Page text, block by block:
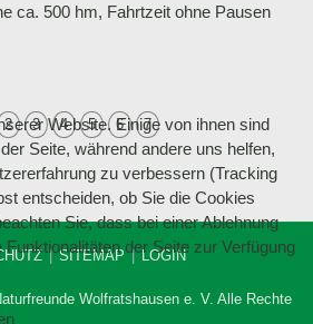
ca. 500 hm, Fahrtzeit ohne Pausen
2 3 4 5 6 7
Radtour in die Ramsau
22.05.2022 MTB Tour zum Kirchsee und
SITEMAP LOGIN
Wolfratshausen e. V. Alle Rechte
Website. Einige von ihnen sind
Seite, während andere uns helfen,
zu verbessern (Tracking
entscheiden, ob Sie die Cookies
Sie, dass bei einer Ablehnung
der Seite zur Verfügung